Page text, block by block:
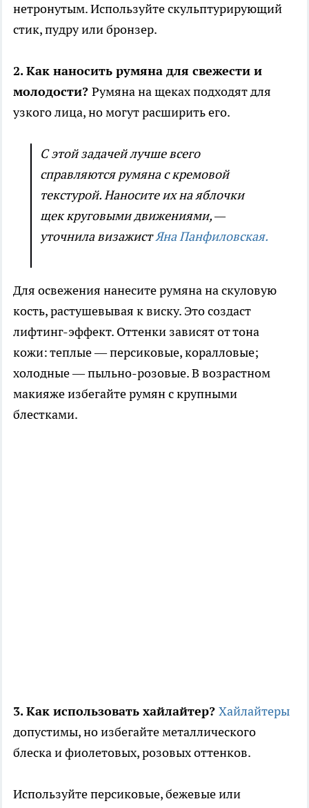
нетронутым. Используйте скульптурирующий
стик, пудру или бронзер.
2. Как наносить румяна для свежести и
молодости? Румяна на щеках подходят для
узкого лица, но могут расширить его.
С этой задачей лучше всего
справляются румяна с кремовой
текстурой. Наносите их на яблочки
щек круговыми движениями, —
уточнила визажистЯна Панфиловская.
Для освежения нанесите румяна на скуловую
кость, растушевывая к виску. Это создаст
лифтинг-эффект. Оттенки зависят от тона
кожи: теплые — персиковые, коралловые;
холодные — пыльно-розовые. В возрастном
макияже избегайте румян с крупными
блестками.
3. Как использовать хайлайтер? Хайлайтеры
допустимы, но избегайте металлического
блеска и фиолетовых, розовых оттенков.
Используйте персиковые, бежевые или